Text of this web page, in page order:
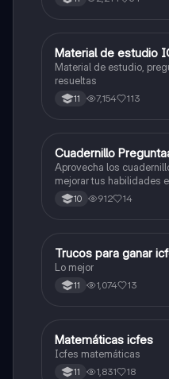
ICFES: Matemáticas
Material de estudio
Material de estudio,
resueltas
11 7,154 113
ICFES: Inglés
Cuadernillo
Aprovecha los
mejorar tus habilidades
Prueba Saber 11. 🫡
10 912 14
Química
Trucos para ganar
Lo mejor
11 1,074 13
ICFES: Matemáticas
Matemáticas icfes
Icfes matemáticas
11 1,831 18